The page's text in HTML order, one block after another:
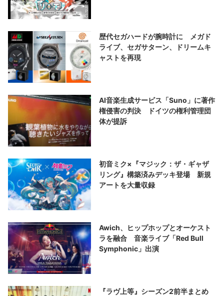
歴代セガハードが腕時計に メガド
ライブ、セガサターン、ドリームキ
ャストを再現
AI音楽生成サービス「Suno」に著作
権侵害の判決 ドイツの権利管理団
体が提訴
初音ミク×『マジック：ザ・ギャザ
リング』構築済みデッキ登場 新規
アートを大量収録
Awich、ヒップホップとオーケスト
ラを融合 音楽ライブ「Red Bull
Symphonic」出演
『ラヴ上等』シーズン2前半まとめ